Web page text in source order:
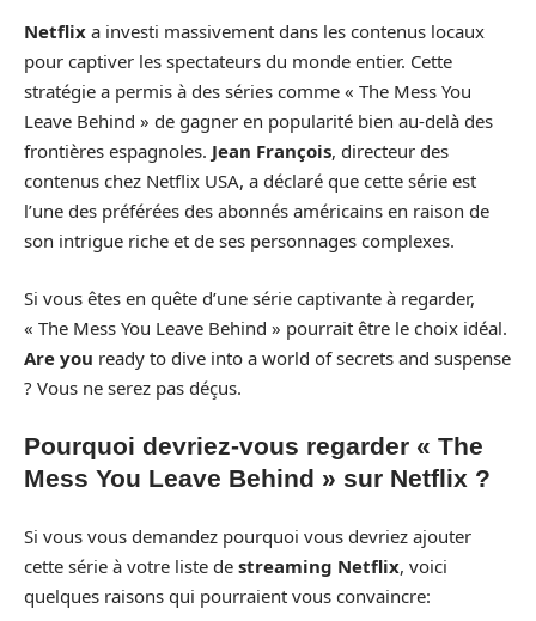
Netflix a investi massivement dans les contenus locaux
pour captiver les spectateurs du monde entier. Cette
stratégie a permis à des séries comme « The Mess You
Leave Behind » de gagner en popularité bien au-delà des
frontières espagnoles. Jean François, directeur des
contenus chez Netflix USA, a déclaré que cette série est
l’une des préférées des abonnés américains en raison de
son intrigue riche et de ses personnages complexes.
Si vous êtes en quête d’une série captivante à regarder,
« The Mess You Leave Behind » pourrait être le choix idéal.
Are you ready to dive into a world of secrets and suspense
? Vous ne serez pas déçus.
Pourquoi devriez-vous regarder « The
Mess You Leave Behind » sur Netflix ?
Si vous vous demandez pourquoi vous devriez ajouter
cette série à votre liste de streaming Netflix, voici
quelques raisons qui pourraient vous convaincre: